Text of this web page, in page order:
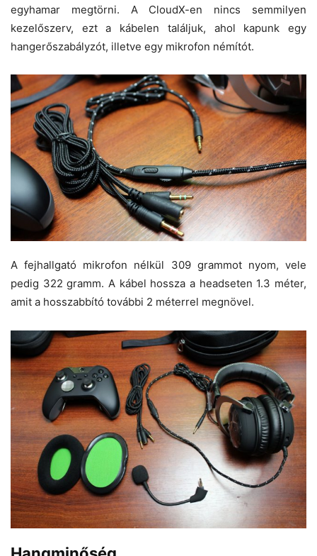
egyhamar megtörni. A CloudX-en nincs semmilyen
kezelőszerv, ezt a kábelen találjuk, ahol kapunk egy
hangerőszabályzót, illetve egy mikrofon némítót.
A fejhallgató mikrofon nélkül 309 grammot nyom, vele
pedig 322 gramm. A kábel hossza a headseten 1.3 méter,
amit a hosszabbító további 2 méterrel megnövel.